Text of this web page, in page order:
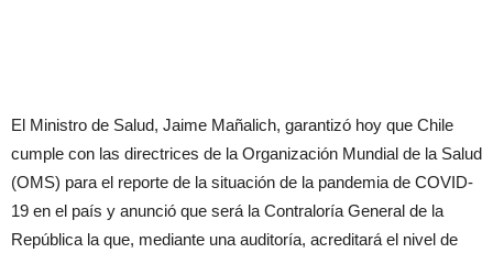
El Ministro de Salud, Jaime Mañalich, garantizó hoy que Chile
cumple con las directrices de la Organización Mundial de la Salud
(OMS) para el reporte de la situación de la pandemia de COVID-
19 en el país y anunció que será la Contraloría General de la
República la que, mediante una auditoría, acreditará el nivel de